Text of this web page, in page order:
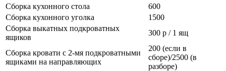
Сборка кухонного стола
600
Сборка кухонного уголка
1500
Сборка выкатных подкроватных
ящиков
300 р / 1 ящ
Сборка кровати с 2-мя подкроватными
ящиками на направляющих
200 (если в
сборе)/2500 (в
разборе)